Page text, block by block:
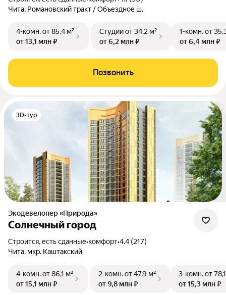
Чита, Романовский тракт / Объездное ш.
4-комн.от 85,4 м²
от 13,1 млн ₽
Студииот 34,2 м²
от 6,2 млн ₽
1-комн.от
от 6,4 млн ₽
Позвонить
3D-тур
Экодевелопер «Природа»
Солнечный город
Строится, есть сданные•комфорт•4.4 (217)
Чита, мкр. Каштакский
4-комн.от 86,1 м²
от 15,1 млн ₽
2-комн.от 47,9 м²
от 9,8 млн ₽
3-комн.от
от 15,3 млн ₽